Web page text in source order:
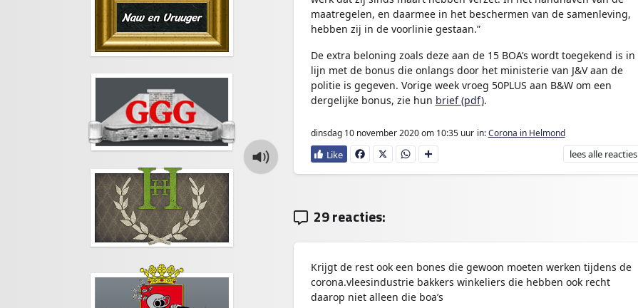
maatregelen, en daarmee in het beschermen van de samenleving,
hebben zij in de voorlinie gestaan.”
De extra beloning zoals deze aan de 15 BOA’s wordt toegekend is in
lijn met de bonus die onlangs door het ministerie van J&V aan de
politie is gegeven. Vorige week vroeg 50PLUS aan B&W om een
dergelijke bonus, zie hun brief (pdf).
dinsdag 10 november 2020om 10:35 uur in:Corona in Helmond
Fa
ce
X
W
ha
D
e
leesalle reacties
29 reacties:
Krijgt de rest ook een bones die gewoon moeten werken tijdens de
corona.vleesindustrie bakkers winkeliers die hebben ook recht
daarop niet alleen die boa’s